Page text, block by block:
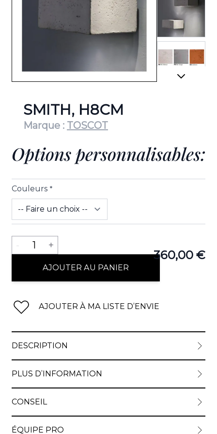
View
SMITH, H8CM
Marque : TOSCOT
Options personnalisables:
Couleurs *
360,00 €
Quantité
- 1 +
AJOUTER AU PANIER
AJOUTER À MA LISTE D’ENVIE
DESCRIPTION
PLUS D’INFORMATION
CONSEIL
ÉQUIPE PRO